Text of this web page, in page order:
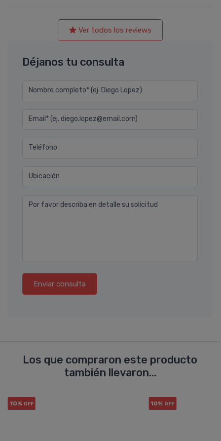
Ver todos los reviews
Déjanos tu consulta
Nombre completo* (ej. Diego Lopez)
Email* (ej. diego.lopez@email.com)
Teléfono
Ubicación
Por favor describa en detalle su solicitud
Enviar consulta
Los que compraron este producto
también llevaron...
10% OFF 10% OFF